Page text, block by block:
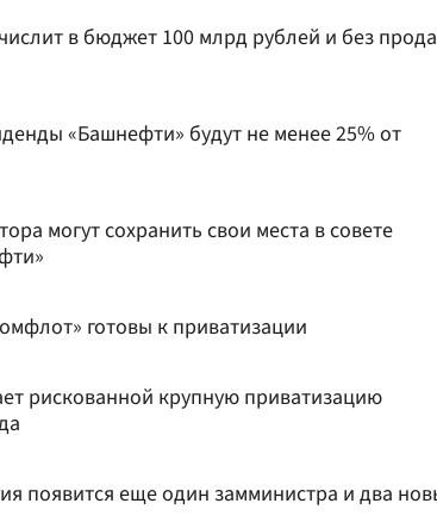
в бюджет 100 млрд рублей и без
«Башнефти» будут не менее 25% от
могут сохранить свои места в совете
готовы к приватизации
рискованной крупную приватизацию
появится еще один замминистра и два